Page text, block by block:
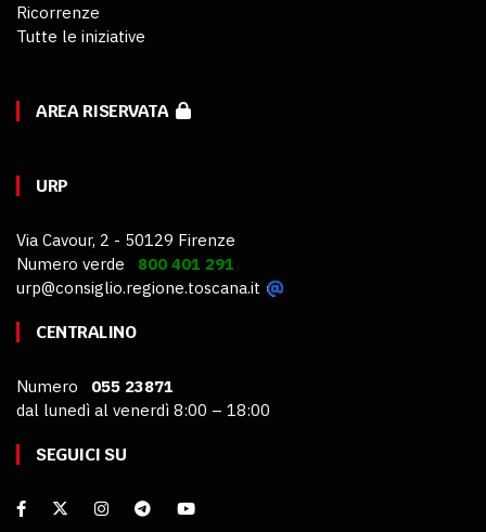
Ricorrenze
Tutte le iniziative
AREA RISERVATA
URP
Via Cavour, 2 - 50129 Firenze
Numero verde 800 401 291
urp@consiglio.regione.toscana.it
CENTRALINO
Numero 055 23871
dal lunedì al venerdì 8:00 – 18:00
SEGUICI SU